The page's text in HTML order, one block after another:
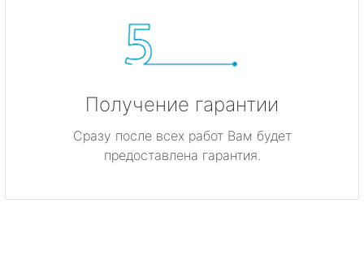
Получение гарантии
Сразу после всех работ Вам будет
предоставлена гарантия.